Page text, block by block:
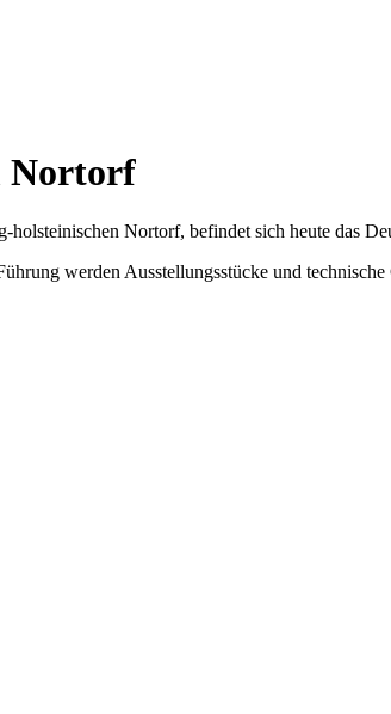
Nortorf
Nortorf, befindet sich heute das
werden Ausstellungsstücke und